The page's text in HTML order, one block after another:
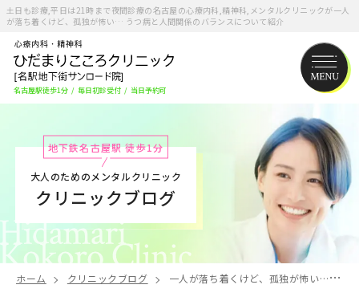
土日も診療,平日は21時まで夜間診療の名古屋の心療内科,精神科,メンタルクリニックが一人
が落ち着くけど、孤独が怖い… うつ病と人間関係のバランスについて紹介
名古屋駅徒歩1分 / 毎日初診受付 / 当日予約可
地下鉄名古屋駅 徒歩1分
大人のためのメンタルクリニック
クリニックブログ
ホーム クリニックブログ 一人が落ち着くけど、孤独が怖い… うつ病と人間関係のバランス